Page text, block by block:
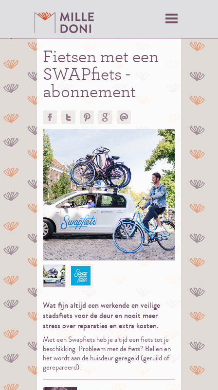
Fietsen met een
SWAPfiets -
abonnement
Wat fijn altijd een werkende en veilige
stadsfiets voor de deur en nooit meer
stress over reparaties en extra kosten.
Met een Swapfiets heb je altijd een fiets tot je
beschikking. Probleem met de fiets? Bellen en
het wordt aan de huisdeur geregeld (geruild of
gerepareerd).